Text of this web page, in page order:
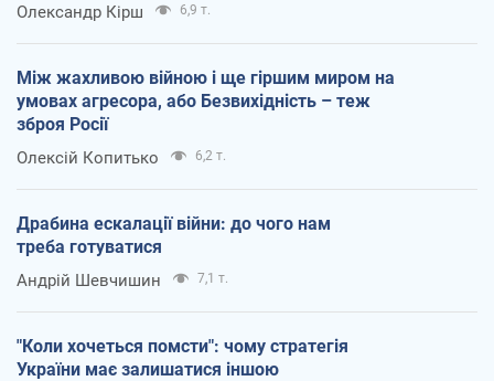
Олександр Кірш 6,9 т.
Між жахливою війною і ще гіршим миром на
умовах агресора, або Безвихідність – теж
зброя Росії
Олексій Копитько 6,2 т.
Драбина ескалації війни: до чого нам
треба готуватися
Андрій Шевчишин 7,1 т.
"Коли хочеться помсти": чому стратегія
України має залишатися іншою